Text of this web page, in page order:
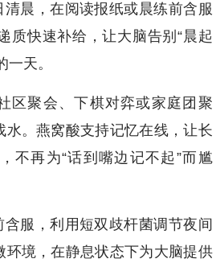
晨，在阅读报纸或晨练前含服
质快速补给，让大脑告别“晨起
一天。
聚会、下棋对弈或家庭团聚
水。燕窝酸支持记忆在线，让长
不再为“话到嘴边记不起”而尴
服，利用短双歧杆菌调节夜间
环境，在静息状态下为大脑提供